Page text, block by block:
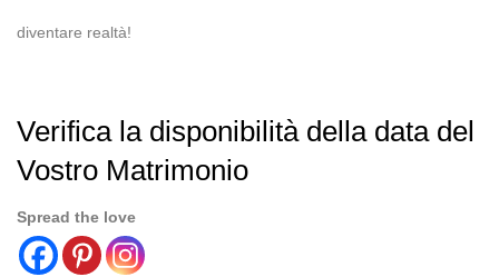
diventare realtà!
Verifica la disponibilità della data del
Vostro Matrimonio
Spread the love